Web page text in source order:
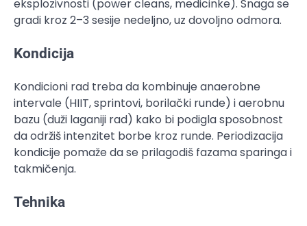
eksplozivnosti (power cleans, medicinke). Snaga se
gradi kroz 2–3 sesije nedeljno, uz dovoljno odmora.
Kondicija
Kondicioni rad treba da kombinuje anaerobne
intervale (HIIT, sprintovi, borilački runde) i aerobnu
bazu (duži laganiji rad) kako bi podigla sposobnost
da održiš intenzitet borbe kroz runde. Periodizacija
kondicije pomaže da se prilagodiš fazama sparinga i
takmičenja.
Tehnika